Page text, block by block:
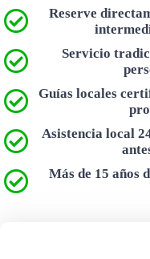
Reserve
Servicio
Guías locales
Asistencia local
Más de 15 años